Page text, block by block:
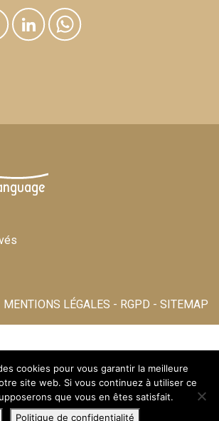
MENTIONS LÉGALES - RGPD - SITEMAP
cookies pour vous garantir la meilleure
site web. Si vous continuez à utiliser ce
que vous en êtes satisfait.
Politique de confidentialité